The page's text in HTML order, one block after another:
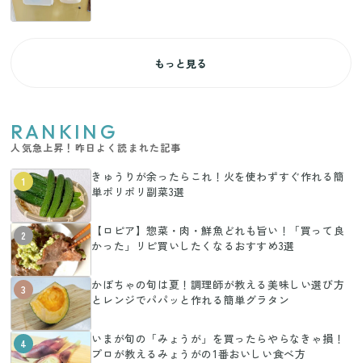
もっと見る
RANKING
人気急上昇！昨日よく読まれた記事
1
きゅうりが余ったらこれ！火を使わずすぐ作れる簡
単ポリポリ副菜3選
2
【ロピア】惣菜・肉・鮮魚どれも旨い！「買って良
かった」リピ買いしたくなるおすすめ3選
3
かぼちゃの旬は夏！調理師が教える美味しい選び方
とレンジでパパッと作れる簡単グラタン
4
いまが旬の「みょうが」を買ったらやらなきゃ損！
プロが教えるみょうがの1番おいしい食べ方